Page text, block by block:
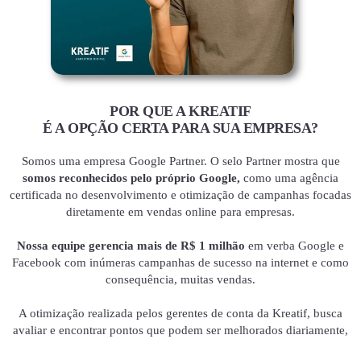
POR QUE A KREATIF
É A OPÇÃO CERTA PARA SUA EMPRESA?
Somos uma empresa Google Partner. O selo Partner mostra que
somos reconhecidos pelo próprio Google, como uma agência
certificada no desenvolvimento e otimização de campanhas focadas
diretamente em vendas online para empresas.
Nossa equipe gerencia mais de R$ 1 milhão em verba Google e
Facebook com inúmeras campanhas de sucesso na internet e como
consequência, muitas vendas.
A otimização realizada pelos gerentes de conta da Kreatif, busca
avaliar e encontrar pontos que podem ser melhorados diariamente,